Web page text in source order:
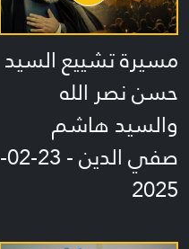
مسيرة تشييع السيد
حسن نصر الله
والسيد هاشم
صفي الدين - 23-02-
2025